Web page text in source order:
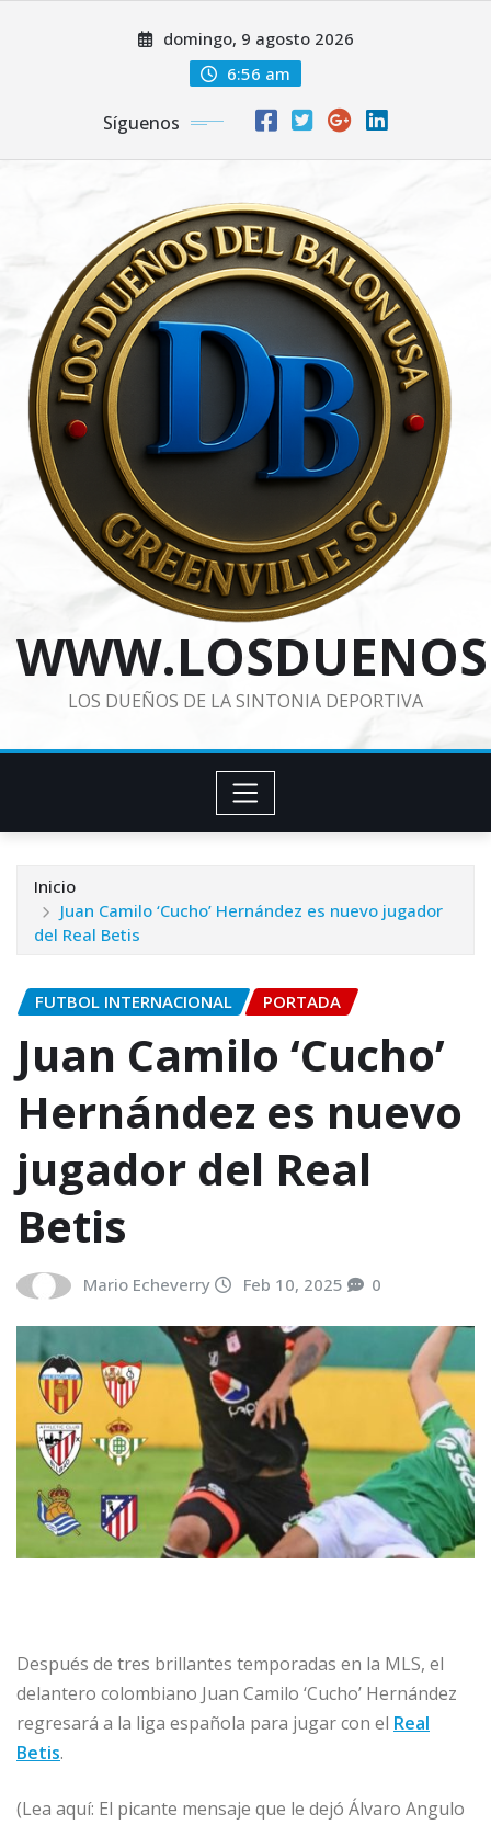
domingo, 9 agosto 2026
6:56 am
Síguenos
LOS DUEÑOS DE LA SINTONIA DEPORTIVA
Inicio
Juan Camilo ‘Cucho’ Hernández es nuevo jugador
del Real Betis
FUTBOL INTERNACIONAL PORTADA
Juan Camilo ‘Cucho’
Hernández es nuevo
jugador del Real
Betis
Mario Echeverry Feb 10, 2025 0
Después de tres brillantes temporadas en la MLS, el
delantero colombiano Juan Camilo ‘Cucho’ Hernández
regresará a la liga española para jugar con el Real
Betis.
(Lea aquí: El picante mensaje que le dejó Álvaro Angulo